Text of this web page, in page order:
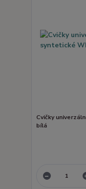
Cvičky
bílá